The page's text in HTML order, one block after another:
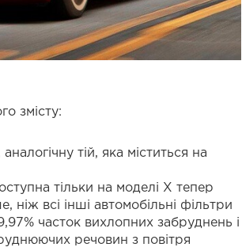
змісту:
тій, яка міститься на
тільки на моделі X тепер
ніж всі інші автомобільні фільтри
часток вихлопних забруднень і
речовин з повітря